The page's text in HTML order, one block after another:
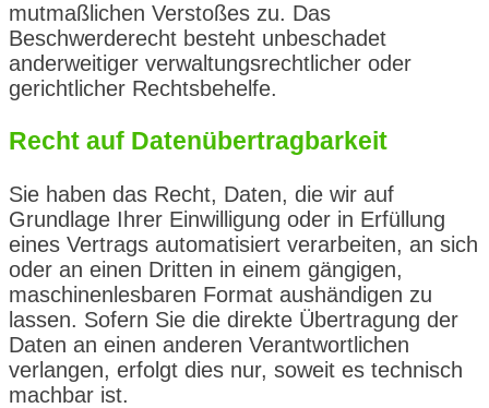
mutmaßlichen Verstoßes zu. Das
Beschwerderecht besteht unbeschadet
anderweitiger verwaltungsrechtlicher oder
gerichtlicher Rechtsbehelfe.
Recht auf Datenübertragbarkeit
Sie haben das Recht, Daten, die wir auf
Grundlage Ihrer Einwilligung oder in Erfüllung
eines Vertrags automatisiert verarbeiten, an sich
oder an einen Dritten in einem gängigen,
maschinenlesbaren Format aushändigen zu
lassen. Sofern Sie die direkte Übertragung der
Daten an einen anderen Verantwortlichen
verlangen, erfolgt dies nur, soweit es technisch
machbar ist.